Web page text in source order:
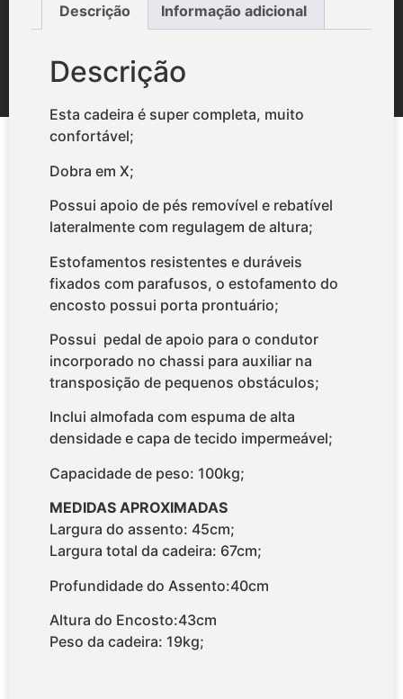
Descrição Informação adicional
Descrição
Esta cadeira é super completa, muito
confortável;
Dobra em X;
Possui apoio de pés removível e rebatível
lateralmente com regulagem de altura;
Estofamentos resistentes e duráveis
fixados com parafusos, o estofamento do
encosto possui porta prontuário;
Possui pedal de apoio para o condutor
incorporado no chassi para auxiliar na
transposição de pequenos obstáculos;
Inclui almofada com espuma de alta
densidade e capa de tecido impermeável;
Capacidade de peso: 100kg;
MEDIDAS APROXIMADAS
Largura do assento: 45cm;
Largura total da cadeira: 67cm;
Profundidade do Assento:40cm
Altura do Encosto:43cm
Peso da cadeira: 19kg;